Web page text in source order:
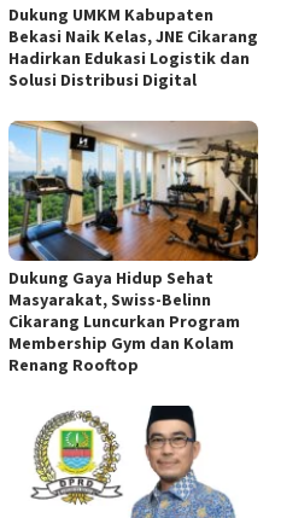
Dukung UMKM Kabupaten
Bekasi Naik Kelas, JNE Cikarang
Hadirkan Edukasi Logistik dan
Solusi Distribusi Digital
Dukung Gaya Hidup Sehat
Masyarakat, Swiss-Belinn
Cikarang Luncurkan Program
Membership Gym dan Kolam
Renang Rooftop